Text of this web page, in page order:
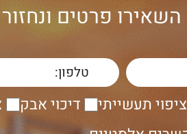
השאירו פרטים
ציפוי תעשייתי דיכוי אבק